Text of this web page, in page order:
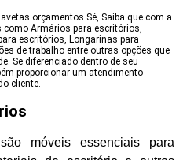
orçamentos Sé, Saiba que com a
como Armários para escritórios,
escritórios, Longarinas para
de trabalho entre outras opções que
Se diferenciado dentro de seu
proporcionar um atendimento
cliente.
móveis essenciais para